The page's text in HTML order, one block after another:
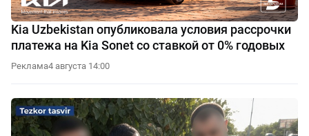
Kia Uzbekistan опубликовала условия рассрочки
платежа на Kia Sonet со ставкой от 0% годовых
Реклама4 августа 14:00